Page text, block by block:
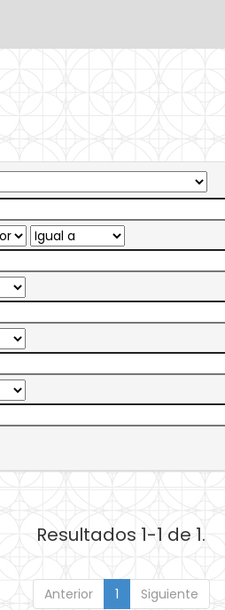
Resultados 1-1 de 1.
Anterior 1 Siguiente